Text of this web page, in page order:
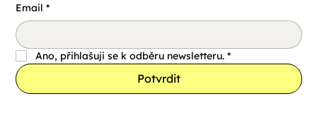
Email *
Ano, přihlašuji se k odběru newsletteru. *
Potvrdit